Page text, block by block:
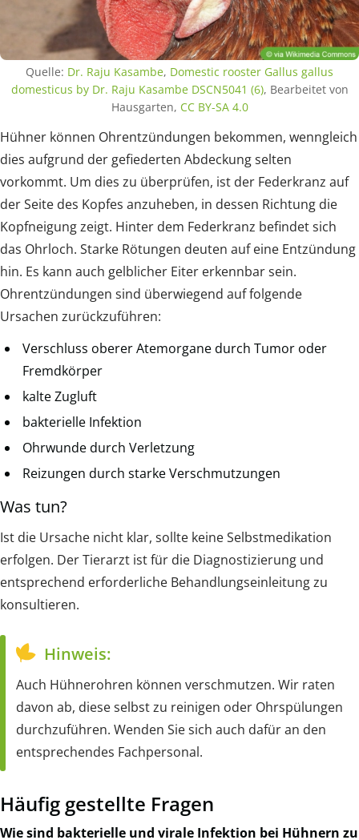
Quelle: Dr. Raju Kasambe, Domestic rooster Gallus gallus
domesticus by Dr. Raju Kasambe DSCN5041 (6), Bearbeitet von
Hausgarten, CC BY-SA 4.0
Hühner können Ohrentzündungen bekommen, wenngleich
dies aufgrund der gefiederten Abdeckung selten
vorkommt. Um dies zu überprüfen, ist der Federkranz auf
der Seite des Kopfes anzuheben, in dessen Richtung die
Kopfneigung zeigt. Hinter dem Federkranz befindet sich
das Ohrloch. Starke Rötungen deuten auf eine Entzündung
hin. Es kann auch gelblicher Eiter erkennbar sein.
Ohrentzündungen sind überwiegend auf folgende
Ursachen zurückzuführen:
Verschluss oberer Atemorgane durch Tumor oder
Fremdkörper
kalte Zugluft
bakterielle Infektion
Ohrwunde durch Verletzung
Reizungen durch starke Verschmutzungen
Was tun?
Ist die Ursache nicht klar, sollte keine Selbstmedikation
erfolgen. Der Tierarzt ist für die Diagnostizierung und
entsprechend erforderliche Behandlungseinleitung zu
konsultieren.
Hinweis:
Auch Hühnerohren können verschmutzen. Wir raten
davon ab, diese selbst zu reinigen oder Ohrspülungen
durchzuführen. Wenden Sie sich auch dafür an den
entsprechendes Fachpersonal.
Häufig gestellte Fragen
Wie sind bakterielle und virale Infektion bei Hühnern zu